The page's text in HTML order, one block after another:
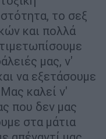
το σεξ
και πολλά
μας, ν'
να εξετάσουμε
καλεί ν'
που δεν μας
στα μάτια